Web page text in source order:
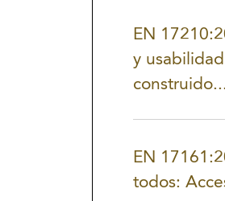
EN
y
construido...
EN
todos: